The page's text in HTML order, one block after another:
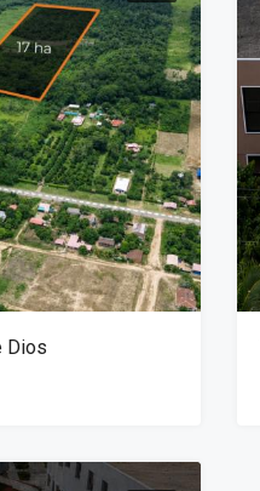
Dios